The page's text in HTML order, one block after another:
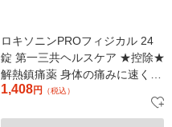
ロキソニンPROフィジカル 24
錠 第一三共ヘルスケア ★控除★
解熱鎮痛薬 身体の痛みに速く効
く 腰痛 肩こり痛【第1類医薬
1,408円 （税込）